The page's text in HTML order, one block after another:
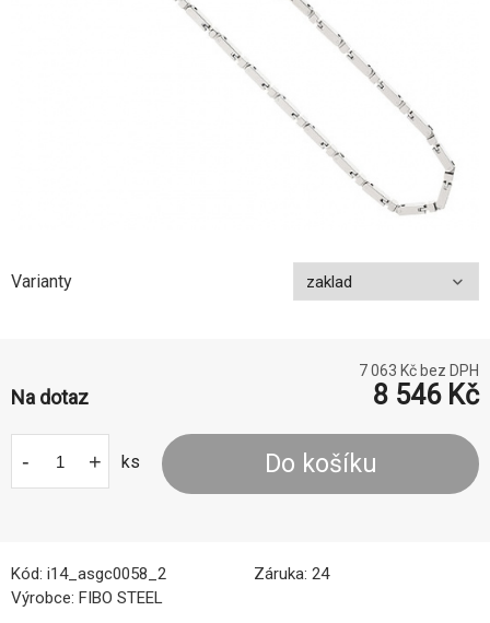
Varianty
7 063 Kč bez DPH
Na dotaz 8 546Kč
- + ks Do košíku
Kód: i14_asgc0058_2 Záruka: 24
Výrobce: FIBO STEEL